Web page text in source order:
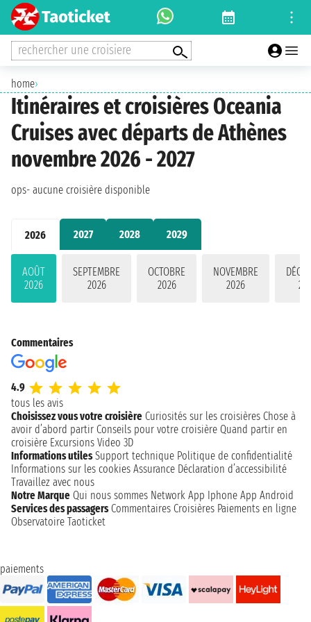
rechercher une croisiere
home›
Itinéraires et croisières Oceania
Cruises avec départs de Athènes
novembre 2026 - 2027
2026 2027 2028 2029
AOÛT
2026
SEPTEMBRE
2026
OCTOBRE
2026
NOVEMBRE
2026
ops- aucune croisière disponible
Commentaires
4.9
tous les avis
Choisissez vous votre croisière Curiosités sur les croisières Chose à
avoir d’abord partir Conseils pour votre croisière Quand partir en
croisière Excursions Video 3D
Informations utiles Support technique Politique de confidentialité
Informations sur les cookies Assurance Déclaration d’accessibilité
Travaillez avec nous
Notre Marque Qui nous sommes Network App Iphone App Android
Services des passagers Commentaires Croisières Paiements en ligne
Observatoire Taoticket
paiements